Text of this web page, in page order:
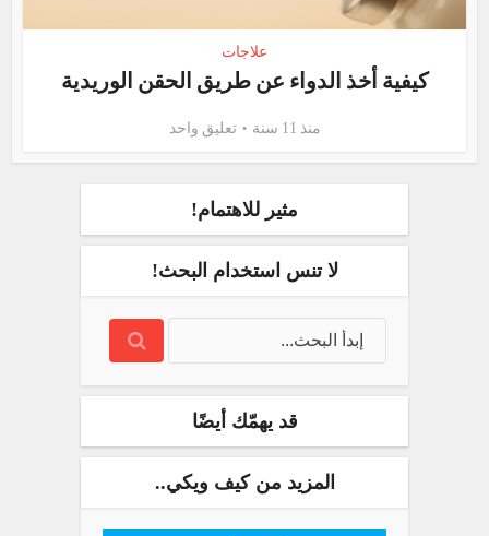
علاجات
كيفية أخذ الدواء عن طريق الحقن الوريدية
منذ 11 سنة تعليق واحد
مثير للاهتمام!
لا تنس استخدام البحث!
قد يهمّك أيضًا
المزيد من كيف ويكي..